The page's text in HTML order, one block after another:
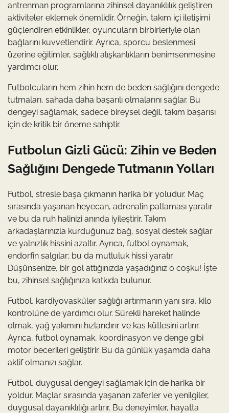
antrenman programlarına zihinsel dayanıklılık geliştiren
aktiviteler eklemek önemlidir. Örneğin, takım içi iletişimi
güçlendiren etkinlikler, oyuncuların birbirleriyle olan
bağlarını kuvvetlendirir. Ayrıca, sporcu beslenmesi
üzerine eğitimler, sağlıklı alışkanlıkların benimsenmesine
yardımcı olur.
Futbolcuların hem zihin hem de beden sağlığını dengede
tutmaları, sahada daha başarılı olmalarını sağlar. Bu
dengeyi sağlamak, sadece bireysel değil, takım başarısı
için de kritik bir öneme sahiptir.
Futbolun Gizli Gücü: Zihin ve Beden
Sağlığını Dengede Tutmanın Yolları
Futbol, stresle başa çıkmanın harika bir yoludur. Maç
sırasında yaşanan heyecan, adrenalin patlaması yaratır
ve bu da ruh halinizi anında iyileştirir. Takım
arkadaşlarınızla kurduğunuz bağ, sosyal destek sağlar
ve yalnızlık hissini azaltır. Ayrıca, futbol oynamak,
endorfin salgılar; bu da mutluluk hissi yaratır.
Düşünsenize, bir gol attığınızda yaşadığınız o coşku! İşte
bu, zihinsel sağlığınıza katkıda bulunur.
Futbol, kardiyovasküler sağlığı artırmanın yanı sıra, kilo
kontrolüne de yardımcı olur. Sürekli hareket halinde
olmak, yağ yakımını hızlandırır ve kas kütlesini artırır.
Ayrıca, futbol oynamak, koordinasyon ve denge gibi
motor becerileri geliştirir. Bu da günlük yaşamda daha
aktif olmanızı sağlar.
Futbol, duygusal dengeyi sağlamak için de harika bir
yoldur. Maçlar sırasında yaşanan zaferler ve yenilgiler,
duygusal dayanıklılığı artırır. Bu deneyimler, hayatta